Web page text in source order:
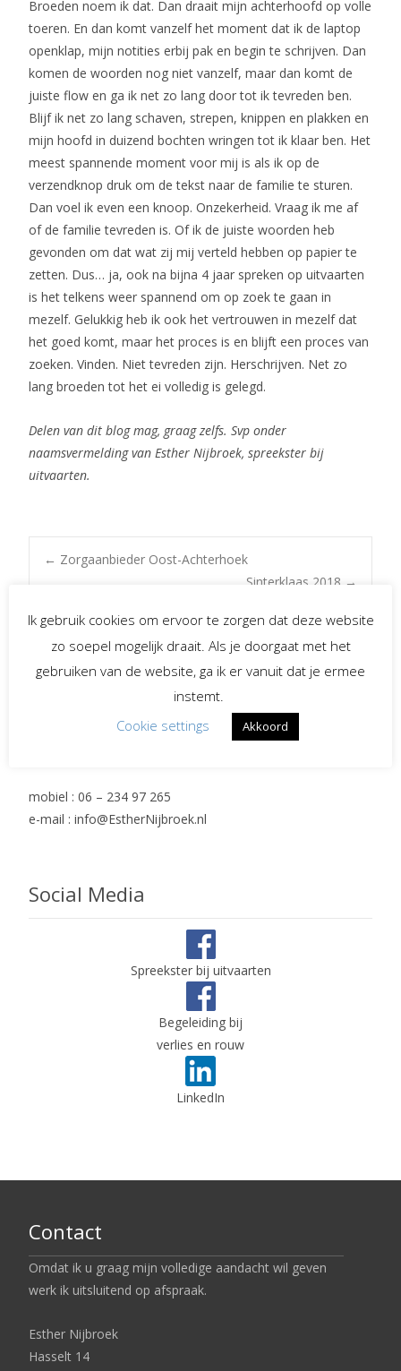
Broeden noem ik dat. Dan draait mijn achterhoofd op volle
toeren. En dan komt vanzelf het moment dat ik de laptop
openklap, mijn notities erbij pak en begin te schrijven. Dan
komen de woorden nog niet vanzelf, maar dan komt de
juiste flow en ga ik net zo lang door tot ik tevreden ben.
Blijf ik net zo lang schaven, strepen, knippen en plakken en
mijn hoofd in duizend bochten wringen tot ik klaar ben. Het
meest spannende moment voor mij is als ik op de
verzendknop druk om de tekst naar de familie te sturen.
Dan voel ik even een knoop. Onzekerheid. Vraag ik me af
of de familie tevreden is. Of ik de juiste woorden heb
gevonden om dat wat zij mij verteld hebben op papier te
zetten. Dus… ja, ook na bijna 4 jaar spreken op uitvaarten
is het telkens weer spannend om op zoek te gaan in
mezelf. Gelukkig heb ik ook het vertrouwen in mezelf dat
het goed komt, maar het proces is en blijft een proces van
zoeken. Vinden. Niet tevreden zijn. Herschrijven. Net zo
lang broeden tot het ei volledig is gelegd.
Delen van dit blog mag, graag zelfs. Svp onder
naamsvermelding van Esther Nijbroek, spreekster bij
uitvaarten.
Post
navigation
← Zorgaanbieder Oost-Achterhoek
Sinterklaas 2018 →
Contact en adres
mobiel : 06 – 234 97 265
e-mail : info@EstherNijbroek.nl
Social Media
Spreekster bij uitvaarten
Begeleiding bij
verlies en rouw
LinkedIn
Contact
Omdat ik u graag mijn volledige aandacht wil geven
werk ik uitsluitend op afspraak.
Esther Nijbroek
Hasselt 14
Ik gebruik cookies om ervoor te zorgen dat deze website
zo soepel mogelijk draait. Als je doorgaat met het
gebruiken van de website, ga ik er vanuit dat je ermee
instemt.
Cookie settings
Akkoord